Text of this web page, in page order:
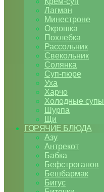
Лагман
Минестроне
Окрошка
Похлебка
Рассольник
Свекольник
Солянка
Суп-пюре
Уха
Харчо
Холодные супы
Шурпа
Щи
ГОРЯЧИЕ БЛЮДА
Азу
Антрекот
Бабка
Бефстроганов
Бешбармак
Бигус